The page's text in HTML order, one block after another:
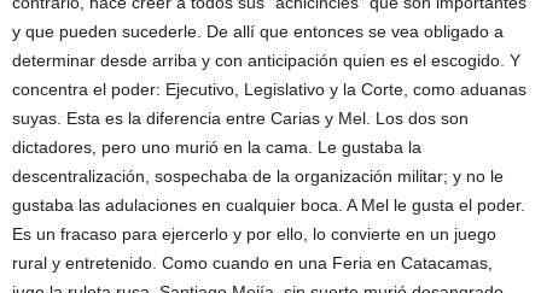
y que pueden sucederle. De allí que entonces se vea obligado a
determinar desde arriba y con anticipación quien es el escogido. Y
concentra el poder: Ejecutivo, Legislativo y la Corte, como aduanas
suyas. Esta es la diferencia entre Carias y Mel. Los dos son
dictadores, pero uno murió en la cama. Le gustaba la
descentralización, sospechaba de la organización militar; y no le
gustaba las adulaciones en cualquier boca. A Mel le gusta el poder.
Es un fracaso para ejercerlo y por ello, lo convierte en un juego
rural y entretenido. Como cuando en una Feria en Catacamas,